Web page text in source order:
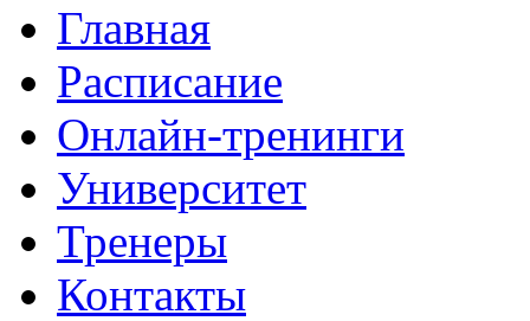
Главная
Расписание
Онлайн-тренинги
Университет
Тренеры
Контакты